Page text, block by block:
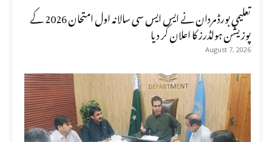
تعلیمی بورڈ مردان نے ایس ایس سی سالانہ اول امتحان 2026 کے
پوزیشن ہولڈرز کا اعلان کر دیا
August 7, 2026